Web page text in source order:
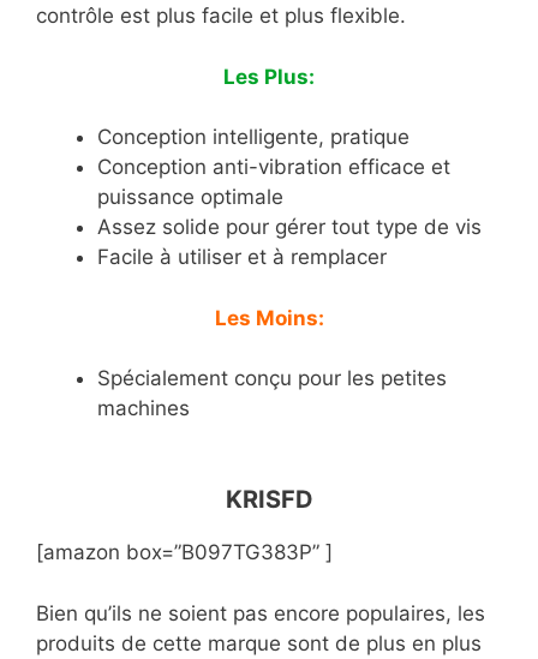
contrôle est plus facile et plus flexible.
Les Plus:
Conception intelligente, pratique
Conception anti-vibration efficace et
puissance optimale
Assez solide pour gérer tout type de vis
Facile à utiliser et à remplacer
Les Moins:
Spécialement conçu pour les petites
machines
KRISFD
[amazon box=”B097TG383P” ]
Bien qu’ils ne soient pas encore populaires, les
produits de cette marque sont de plus en plus